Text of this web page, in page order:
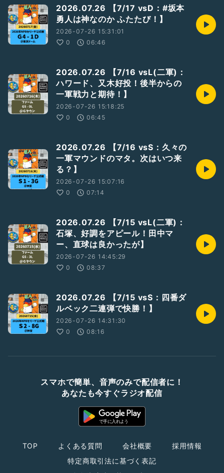
2026.07.26 【7/17 vsD：#坂本
勇人は神なのか ふたたび！】
2026-07-26 15:31:01
0
06:46
2026.07.26 【7/16 vsL(二軍)：
ハワード、又木好投！後半からの
一軍戦力と期待！】
2026-07-26 15:18:25
0
06:45
2026.07.26 【7/16 vsS：久々の
一軍マウンドのマタ。次はいつ来
る？】
2026-07-26 15:07:16
0
07:14
2026.07.26 【7/15 vsL(二軍)：
石塚、好調をアピール！田中マ
ー、直球は良かったが】
2026-07-26 14:45:29
0
08:37
2026.07.26 【7/15 vsS：四番ダ
ルベック二連弾で快勝！】
2026-07-26 14:31:30
0
08:16
スマホで簡単、音声のみで配信者に！
あなたも今すぐラジオ配信
TOP よくある質問 会社概要
採用情報
特定商取引法に基づく表記